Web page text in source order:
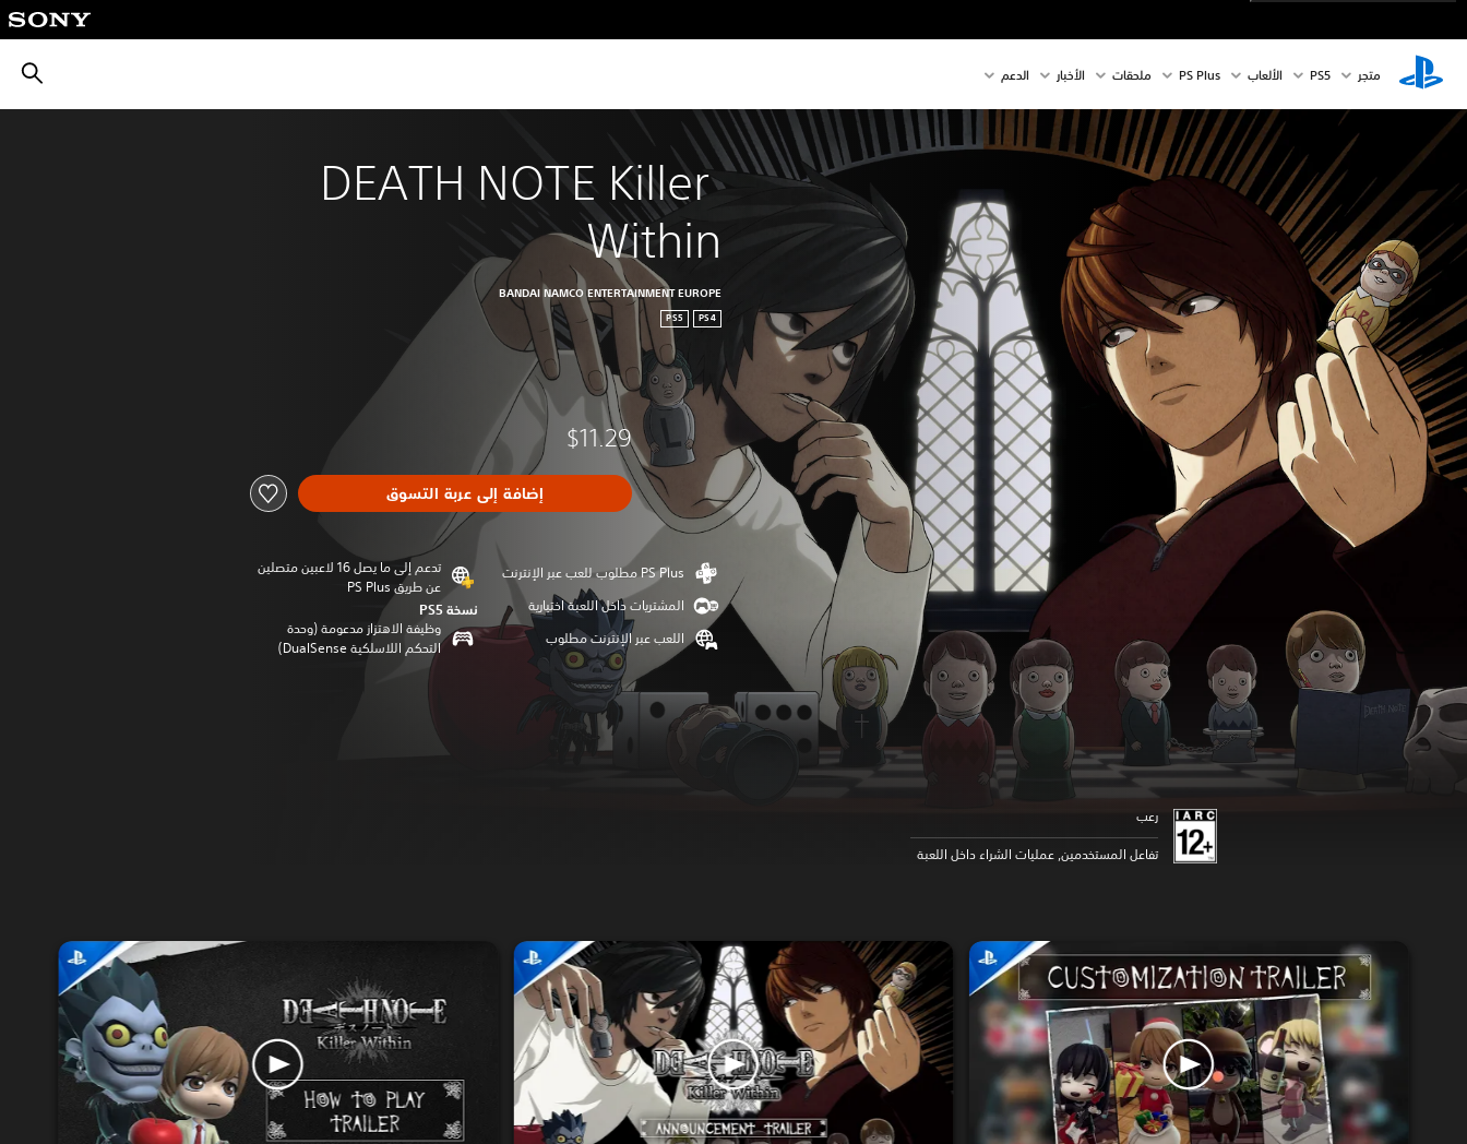
متجر PS5‏ الألعاب PS Plus ملحقات الأخبار الدعم
DEATH NOTE Killer
Within
BANDAI NAMCO ENTERTAINMENT EUROPE
PS4
PS5
$11.29
إضافة إلى عربة التسوق
المشتريات داخل اللعبة اختيارية
اللعب عبر الإنترنت مطلوب
تدعم إلى ما يصل 16 لاعبين متصلين
عن طريق PS Plus‏
نسخة PS5‏
وظيفة الاهتزاز مدعومة (وحدة
التحكم اللاسلكية DualSense‏)
رعب
تفاعل المستخدمين, عمليات الشراء داخل اللعبة